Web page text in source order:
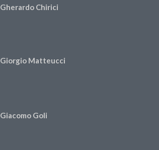
Gherardo Chirici
Giorgio Matteucci
Giacomo Goli